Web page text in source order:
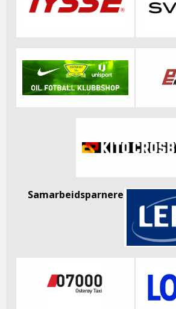
Samarbeidsparnere